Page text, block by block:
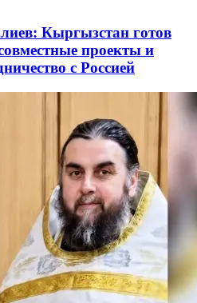
Кыргызстан готов
проекты и
с Россией